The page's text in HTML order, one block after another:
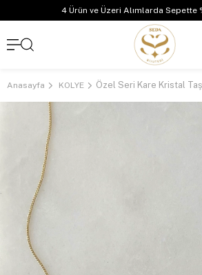
4 Ürün ve Üzeri Alımlarda Sepette
Anasayfa KOLYE Özel Seri Kare Kristal